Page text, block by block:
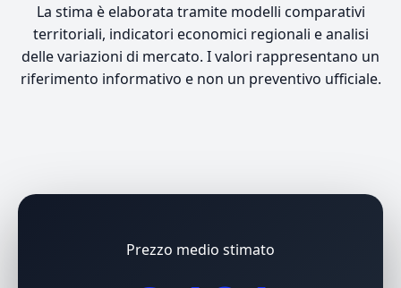
La stima è elaborata tramite modelli comparativi
territoriali, indicatori economici regionali e analisi
delle variazioni di mercato. I valori rappresentano un
riferimento informativo e non un preventivo ufficiale.
Prezzo medio stimato